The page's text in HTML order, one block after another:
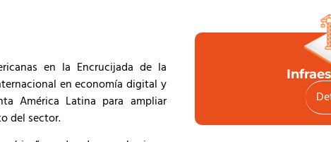
en la Encrucijada de la
en economía digital y
América Latina para ampliar
del sector.